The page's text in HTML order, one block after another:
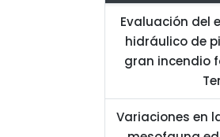
Evaluación del
hidráulico de
gran incendio
Variaciones en